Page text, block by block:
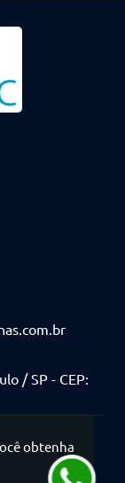
/ SP - CEP:
obtenha